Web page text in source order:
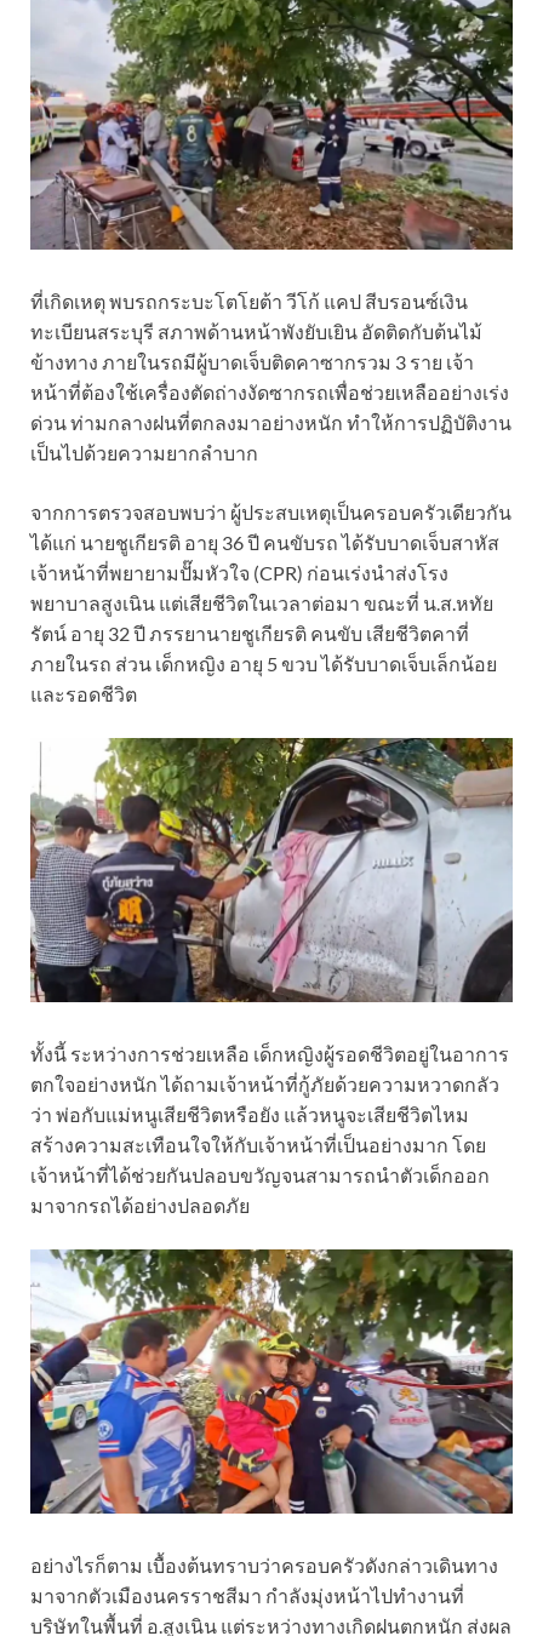
ที่เกิดเหตุ พบรถกระบะโตโยต้า วีโก้ แคป สีบรอนซ์เงิน
ทะเบียนสระบุรี สภาพด้านหน้าพังยับเยิน อัดติดกับต้นไม้
ข้างทาง ภายในรถมีผู้บาดเจ็บติดคาซากรวม 3 ราย เจ้า
หน้าที่ต้องใช้เครื่องตัดถ่างงัดซากรถเพื่อช่วยเหลืออย่างเร่ง
ด่วน ท่ามกลางฝนที่ตกลงมาอย่างหนัก ทำให้การปฏิบัติงาน
เป็นไปด้วยความยากลำบาก
จากการตรวจสอบพบว่า ผู้ประสบเหตุเป็นครอบครัวเดียวกัน
ได้แก่ นายชูเกียรติ อายุ 36 ปี คนขับรถ ได้รับบาดเจ็บสาหัส
เจ้าหน้าที่พยายามปั๊มหัวใจ (CPR) ก่อนเร่งนำส่งโรง
พยาบาลสูงเนิน แต่เสียชีวิตในเวลาต่อมา ขณะที่ น.ส.หทัย
รัตน์ อายุ 32 ปี ภรรยานายชูเกียรติ คนขับ เสียชีวิตคาที่
ภายในรถ ส่วน เด็กหญิง อายุ 5 ขวบ ได้รับบาดเจ็บเล็กน้อย
และรอดชีวิต
ทั้งนี้ ระหว่างการช่วยเหลือ เด็กหญิงผู้รอดชีวิตอยู่ในอาการ
ตกใจอย่างหนัก ได้ถามเจ้าหน้าที่กู้ภัยด้วยความหวาดกลัว
ว่า พ่อกับแม่หนูเสียชีวิตหรือยัง แล้วหนูจะเสียชีวิตไหม
สร้างความสะเทือนใจให้กับเจ้าหน้าที่เป็นอย่างมาก โดย
เจ้าหน้าที่ได้ช่วยกันปลอบขวัญจนสามารถนำตัวเด็กออก
มาจากรถได้อย่างปลอดภัย
อย่างไรก็ตาม เบื้องต้นทราบว่าครอบครัวดังกล่าวเดินทาง
มาจากตัวเมืองนครราชสีมา กำลังมุ่งหน้าไปทำงานที่
บริษัทในพื้นที่ อ.สูงเนิน แต่ระหว่างทางเกิดฝนตกหนัก ส่งผล